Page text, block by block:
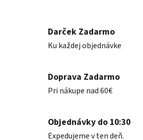
Darček Zadarmo
Ku každej objednávke
Doprava Zadarmo
Pri nákupe nad 60€
Objednávky do 10:30
Expedujeme v ten deň.